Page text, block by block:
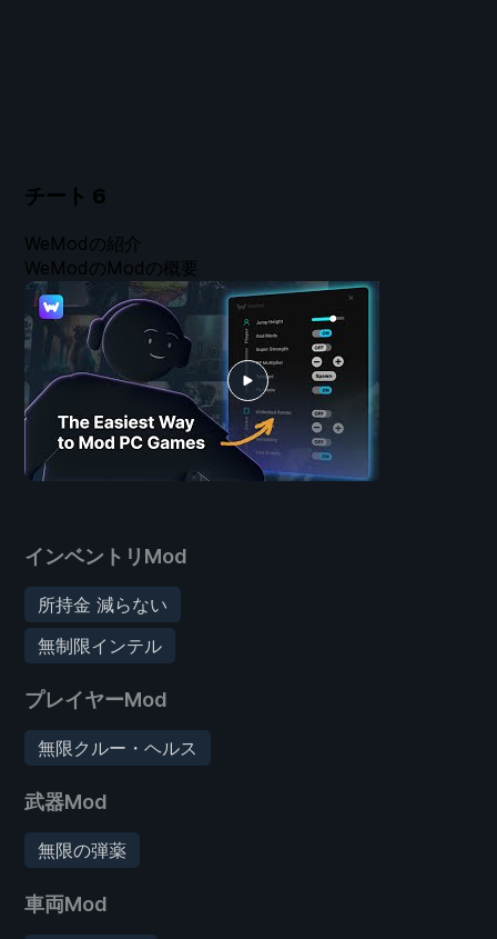
チート 6
インベントリMod
所持金 減らない
無制限インテル
プレイヤーMod
無限クルー・ヘルス
武器Mod
無限の弾薬
車両Mod
WeModの紹介
WeModのModの概要